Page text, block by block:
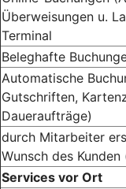
Überweisungen u.
Terminal
Beleghafte
Automatische
Gutschriften,
Daueraufträge)
durch Mitarbeiter
Wunsch des
Services vor Ort